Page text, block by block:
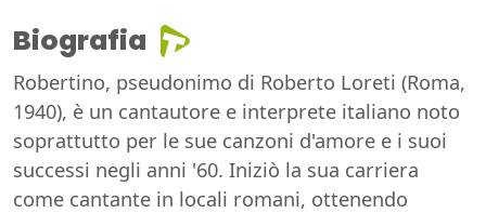
Biografia
Robertino, pseudonimo di Roberto Loreti (Roma,
1940), è un cantautore e interprete italiano noto
soprattutto per le sue canzoni d'amore e i suoi
successi negli anni '60. Iniziò la sua carriera
come cantante in locali romani, ottenendo